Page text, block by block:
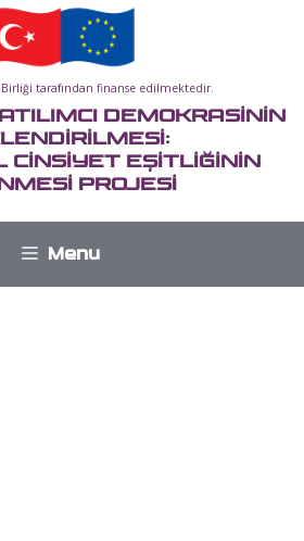
tarafından finanse edilmektedir.
DEMOKRASİNİN
CİNSİYET EŞİTLİĞİNİN
PROJESİ
Menu